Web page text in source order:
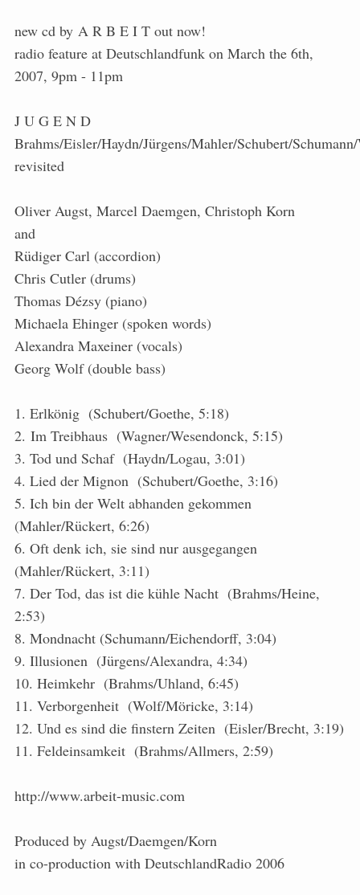
new cd by A R B E I T out now!
radio feature at Deutschlandfunk on March the 6th,
2007, 9pm - 11pm
J U G E N D
Brahms/Eisler/Haydn/Jürgens/Mahler/Schubert/
revisited
Oliver Augst, Marcel Daemgen, Christoph Korn
and
Rüdiger Carl (accordion)
Chris Cutler (drums)
Thomas Dézsy (piano)
Michaela Ehinger (spoken words)
Alexandra Maxeiner (vocals)
Georg Wolf (double bass)
1. Erlkönig (Schubert/Goethe, 5:18)
2. Im Treibhaus (Wagner/Wesendonck, 5:15)
3. Tod und Schaf (Haydn/Logau, 3:01)
4. Lied der Mignon (Schubert/Goethe, 3:16)
5. Ich bin der Welt abhanden gekommen
(Mahler/Rückert, 6:26)
6. Oft denk ich, sie sind nur ausgegangen
(Mahler/Rückert, 3:11)
7. Der Tod, das ist die kühle Nacht (Brahms/Heine,
2:53)
8. Mondnacht (Schumann/Eichendorff, 3:04)
9. Illusionen (Jürgens/Alexandra, 4:34)
10. Heimkehr (Brahms/Uhland, 6:45)
11. Verborgenheit (Wolf/Möricke, 3:14)
12. Und es sind die finstern Zeiten (Eisler/Brecht, 3:19)
11. Feldeinsamkeit (Brahms/Allmers, 2:59)
http://www.arbeit-music.com
Produced by Augst/Daemgen/Korn
in co-production with DeutschlandRadio 2006